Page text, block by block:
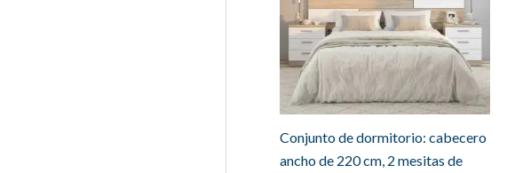
Conjunto de dormitorio: cabecero
ancho de 220 cm, 2 mesitas de